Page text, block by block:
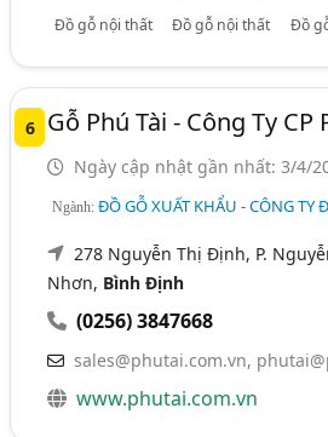
Đồ gỗ nội thất Đồ gỗ nội thất Đồ
6 Gỗ Phú Tài - Công Ty CP
Ngày cập nhật gần nhất: 3/4/
Ngành:ĐỒ GỖ XUẤT KHẨU - CÔNG TY
278 Nguyễn Thị Định, P.
Nhơn, Bình Định
(0256) 3847668
sales@phutai.com.vn,
www.phutai.com.vn